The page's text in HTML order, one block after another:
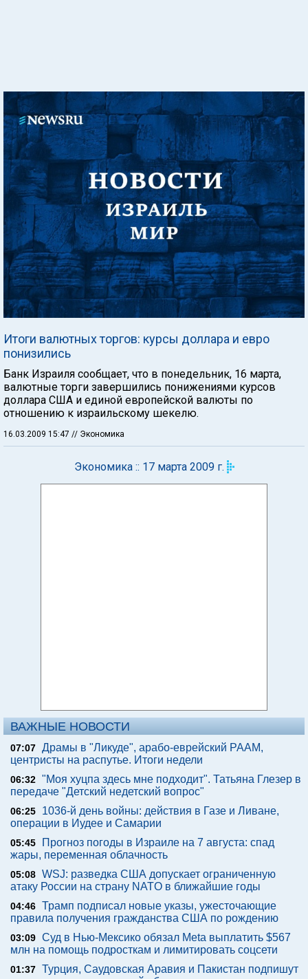
Итоги валютных торгов: курсы доллара и евро
понизились
Банк Израиля сообщает, что в понедельник, 16 марта,
валютные торги завершились понижениями курсов
доллара США и единой европейской валюты по
отношению к израильскому шекелю.
16.03.2009 15:47 // Экономика
Экономика :: 17 марта 2009 г.
ВАЖНЫЕ НОВОСТИ
07:07 Драмы в "Ликуде", арабо-еврейский РААМ,
центристы на распутье. Итоги недели
06:32 "Моя хуцпа здесь мне подходит". Татьяна Глезер в
передаче "Детский недетский вопрос"
06:25
1036-й день войны: действия в Газе и Ливане,
операции в Иудее и Самарии
05:45
Прогноз погоды в Израиле на 7 августа: спад
жары, переменная облачность
05:08 WSJ: разведка США допускает ограниченную
атаку России на страну NATO в ближайшие годы
04:46 Трамп подписал новые указы, ужесточающие
правила получения гражданства США по рождению
03:09 Суд в Нью-Мексико обязал Meta выплатить $567
млн на помощь подросткам и лимитировать соцсети
01:37 Турция, Саудовская Аравия и Пакистан подпишут